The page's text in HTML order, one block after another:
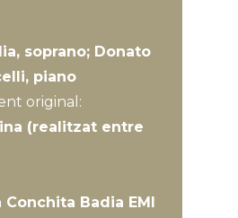
soprano; Donato
piano
original:
(realitzat entre
Conchita Badia EMI